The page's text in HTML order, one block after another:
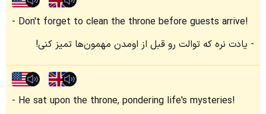
Don't forget to clean the throne before guests arrive!
یادت نره که توالت رو قبل از اومدن مهمون‌ها تمیز کنی!
He sat upon the throne, pondering life's mysteries!